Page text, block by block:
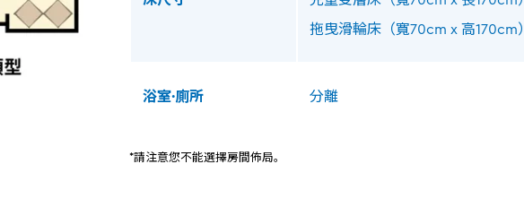
拖曳滑輪床（寬70cm x 高170cm）
浴室·廁所 分離
*請注意您不能選擇房間佈局。